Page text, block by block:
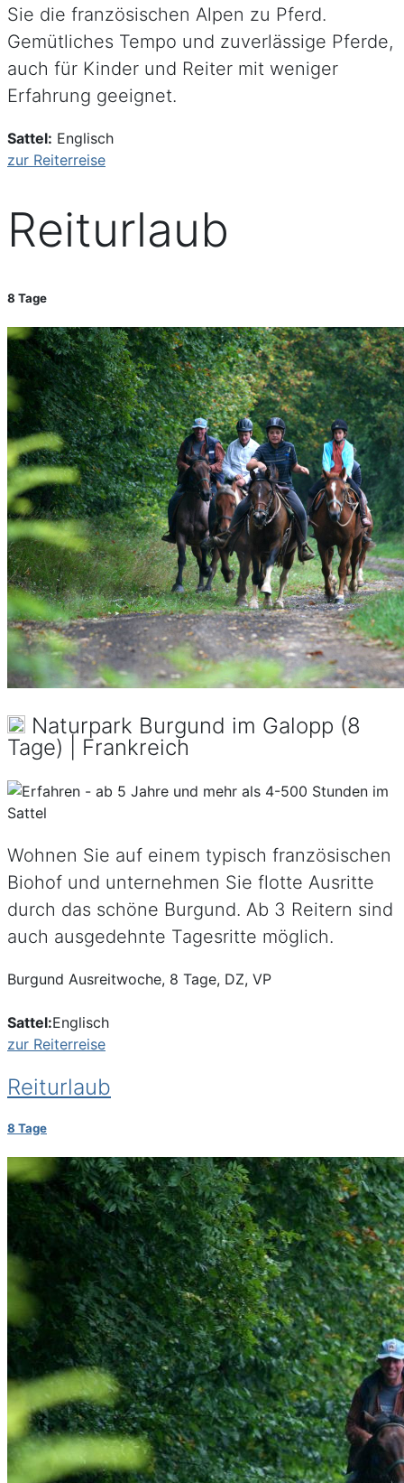
Sie die französischen Alpen zu Pferd.
Gemütliches Tempo und zuverlässige Pferde,
auch für Kinder und Reiter mit weniger
Erfahrung geeignet.
Sattel: Englisch
zur Reiterreise
Reiturlaub
8 Tage
Naturpark Burgund im Galopp (8
Tage) | Frankreich
Wohnen Sie auf einem typisch französischen
Biohof und unternehmen Sie flotte Ausritte
durch das schöne Burgund. Ab 3 Reitern sind
auch ausgedehnte Tagesritte möglich.
Burgund Ausreitwoche, 8 Tage, DZ, VP
Sattel:Englisch
zur Reiterreise
Reiturlaub
8 Tage